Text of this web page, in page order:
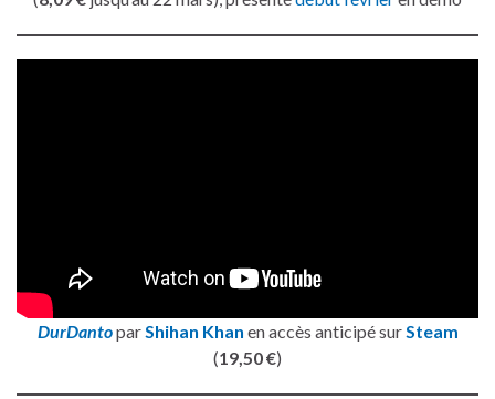
DurDantopar Shihan Khan en accès anticipé sur Steam
(19,50 €)